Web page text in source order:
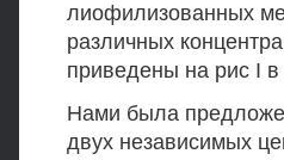
лиофилизованных
различных
приведены на рис I
Нами была
двух независимых